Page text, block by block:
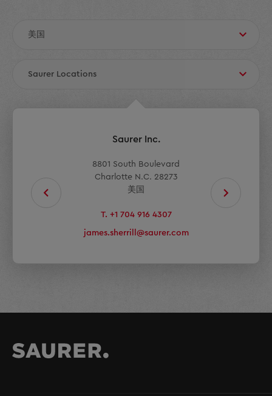
Saurer Inc.
8801 South Boulevard
Charlotte N.C. 28273
美国
T. +1 704 916 4307
james.sherrill@saurer.com